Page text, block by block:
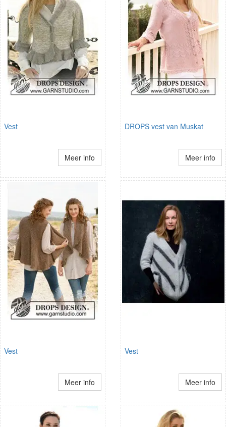
Vest
Meer info
DROPS vest van Muskat
Meer info
Vest
Meer info
Vest
Meer info